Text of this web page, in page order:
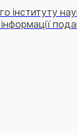
інституту